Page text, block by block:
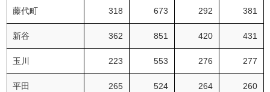
藤代町 318 673 292 381
新谷 362 851 420 431
玉川 223 553 276 277
平田 265 524 264 260